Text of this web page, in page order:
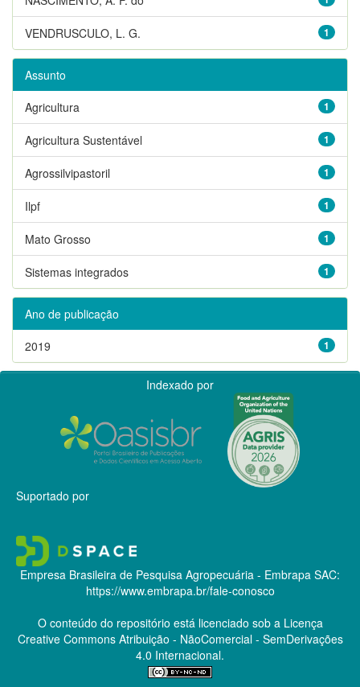
1
VENDRUSCULO, L. G.
Assunto
1
Agricultura
1
Agricultura Sustentável
1
Agrossilvipastoril
1
Ilpf
1
Mato Grosso
1
Sistemas integrados
Ano de publicação
1
2019
Indexado por
Suportado por
Empresa Brasileira de Pesquisa Agropecuária - Embrapa SAC:
https://www.embrapa.br/fale-conosco
O conteúdo do repositório está licenciado sob a Licença
Creative CommonsAtribuição - NãoComercial - SemDerivações
4.0 Internacional.